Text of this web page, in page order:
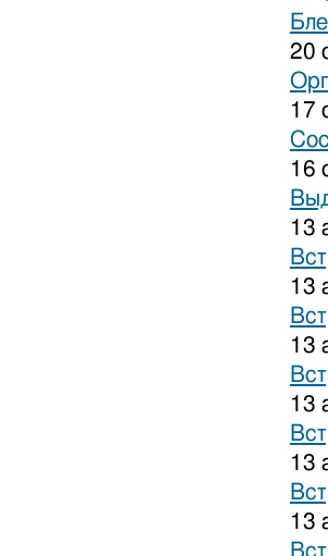
20
17
16
13
13
13
13
13
13